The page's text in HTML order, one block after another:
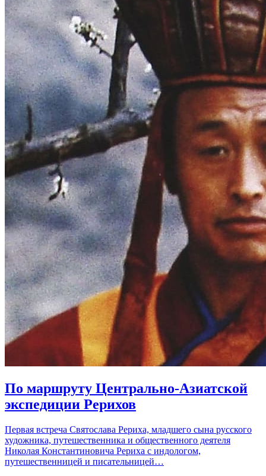
По маршруту Центрально-Азиатской
экспедиции Рерихов
Первая встреча Святослава Рериха, младшего сына русского
художника, путешественника и общественного деятеля
Николая Константиновича Рериха с индологом,
путешественницей и писательницей…